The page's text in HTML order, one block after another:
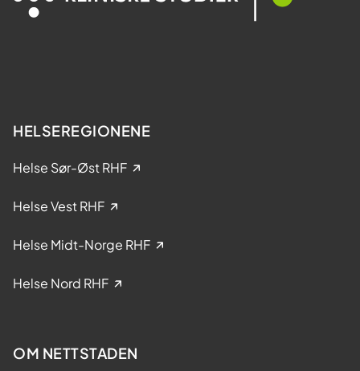
HELSEREGIONENE
Helse Sør-Øst RHF
Helse Vest RHF
Helse Midt-Norge RHF
Helse Nord RHF
OM NETTSTADEN